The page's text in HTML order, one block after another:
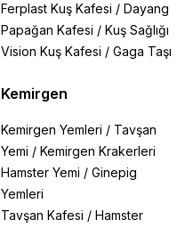
Ferplast Kuş Kafesi / Dayang
Papağan Kafesi / Kuş Sağlığı
Vision Kuş Kafesi / Gaga Taşı
Kemirgen
Kemirgen Yemleri / Tavşan
Yemi / Kemirgen Krakerleri
Hamster Yemi / Ginepig
Yemleri
Tavşan Kafesi / Hamster